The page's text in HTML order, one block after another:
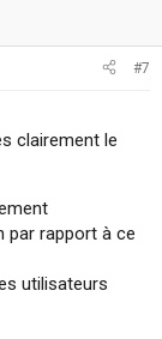
#7
clairement le
par rapport à ce
utilisateurs